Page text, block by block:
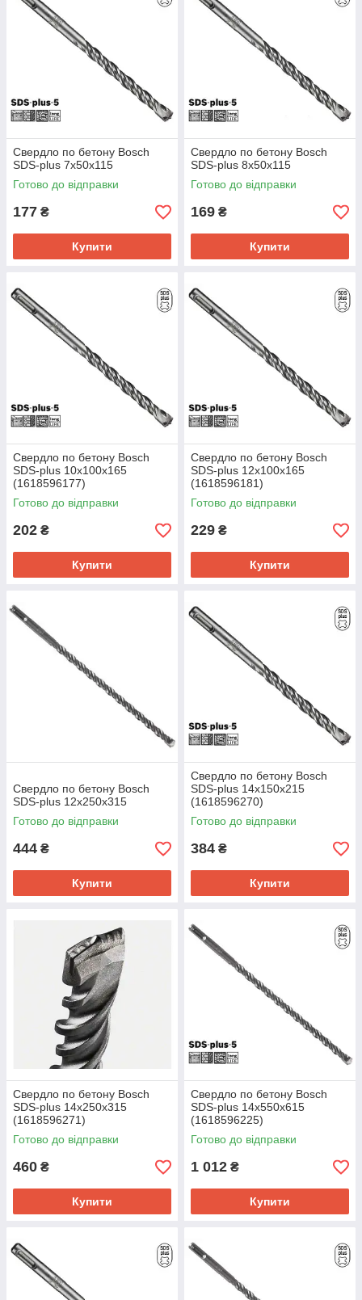
Свердло по бетону Bosch
SDS-plus 7х50х115
Готово до відправки
177 ₴
Купити
Свердло по бетону Bosch
SDS-plus 8х50х115
Готово до відправки
169 ₴
Купити
Свердло по бетону Bosch
SDS-plus 10х100х165
(1618596177)
Готово до відправки
202 ₴
Купити
Свердло по бетону Bosch
SDS-plus 12х100х165
(1618596181)
Готово до відправки
229 ₴
Купити
Свердло по бетону Bosch
SDS-plus 12х250х315
Готово до відправки
444 ₴
Купити
Свердло по бетону Bosch
SDS-plus 14х150х215
(1618596270)
Готово до відправки
384 ₴
Купити
Свердло по бетону Bosch
SDS-plus 14х250х315
(1618596271)
Готово до відправки
460 ₴
Купити
Свердло по бетону Bosch
SDS-plus 14х550х615
(1618596225)
Готово до відправки
1 012 ₴
Купити